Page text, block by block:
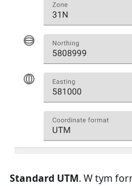
Standard UTM. W tym